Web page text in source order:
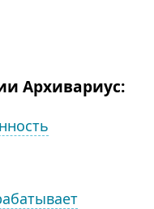
Архивариус: